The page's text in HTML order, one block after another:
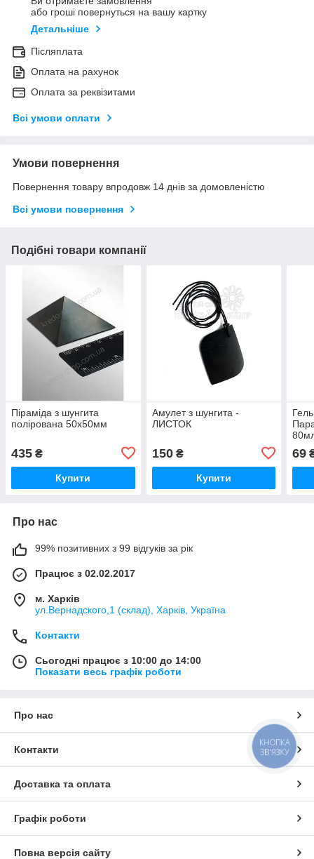
або гроші повернуться на вашу картку
Детальніше
Післяплата
Оплата на рахунок
Оплата за реквізитами
Всі умови оплати
Умови повернення
Повернення товару впродовж 14 днів за домовленістю
Всі умови повернення
Подібні товари компанії
Піраміда з шунгита
полірована 50х50мм
435 ₴
Купити
Амулет з шунгита -
ЛИСТОК
150₴
Купити
69
Про нас
99% позитивних з 99 відгуків за рік
Працює з 02.02.2017
м. Харків
ул.Вернадского,1 (склад), Харків, Україна
Контакти
Сьогодні працює з 10:00 до 14:00
Показати весь графік роботи
Про нас
Контакти
Доставка та оплата
Графік роботи
Повна версія сайту
КНОПКА
ЗВ'ЯЗКУ